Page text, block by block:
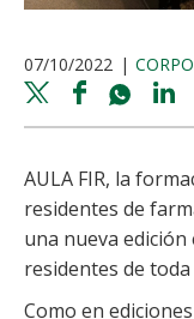
07/10/2022
Twitter
share
Facebook
shareshare
AULA FIR, la
residentes de
una nueva
residentes de toda
Como en